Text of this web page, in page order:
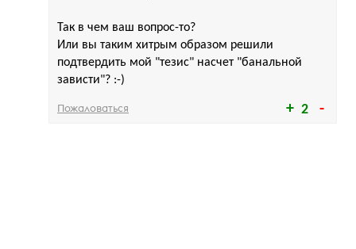
2
Так в чем ваш вопрос-то?
Или вы таким хитрым образом решили
подтвердить мой "тезис" насчет "банальной
зависти"? :-)
Пожаловаться